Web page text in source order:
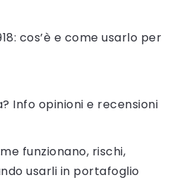
cos’è e come usarlo per
Info opinioni e recensioni
funzionano, rischi,
usarli in portafoglio